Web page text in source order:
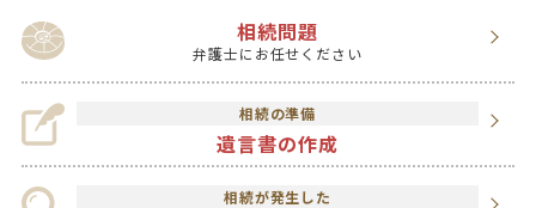
相続問題
弁護士にお任せください
相続の準備
遺言書の作成
相続が発生した